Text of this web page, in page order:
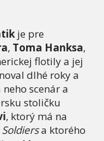
je pre
, Toma Hanksa,
flotily a jej
dlhé roky a
scenár a
stoličku
, ktorý má na
Soldiersa ktorého